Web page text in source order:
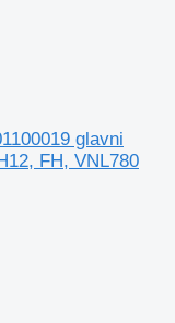
glavni
FH, VNL780